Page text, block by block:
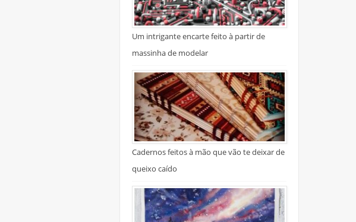
Um intrigante encarte feito à partir de
massinha de modelar
Cadernos feitos à mão que vão te deixar de
queixo caído